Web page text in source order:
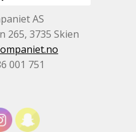
AS
265, 3735 Skien
001 751